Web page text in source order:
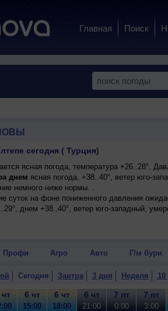
Главная Поиск
сегодня ( Турция)
ясная погода, температура +26..28°.
днем ясная погода, +38..40°, ветер юго-
немного ниже нормы. .
суток на фоне пониженного давления
днем +38..40°, ветер юго-западный,
Профи Агро Авто Г/м бури
Сегодня Завтра 3 дня Неделя 10
6 чт
15:00
6 чт
18:00
6 чт
21:00
7 пт
0:00
7 пт
3:00